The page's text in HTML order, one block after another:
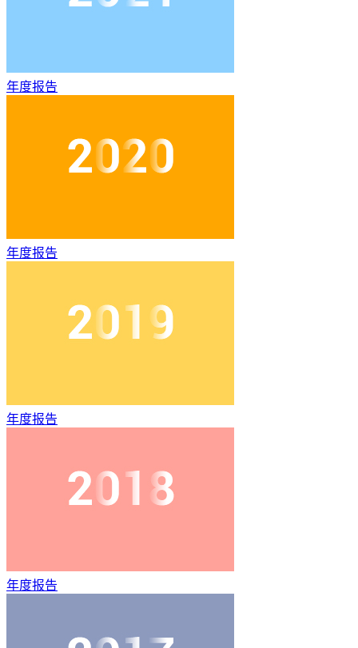
年度报告
年度报告
年度报告
年度报告